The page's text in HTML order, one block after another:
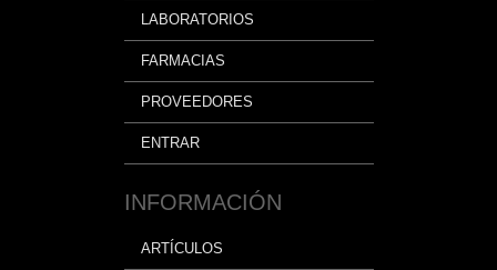
LABORATORIOS
FARMACIAS
PROVEEDORES
ENTRAR
INFORMACIÓN
ARTÍCULOS